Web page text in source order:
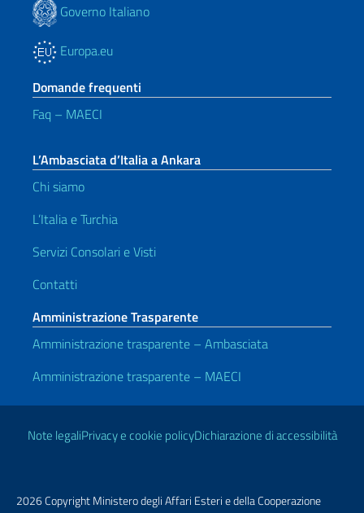
Governo Italiano
Europa.eu
Domande frequenti
Faq – MAECI
L’Ambasciata d’Italia a Ankara
Chi siamo
L’Italia e Turchia
Servizi Consolari e Visti
Contatti
Amministrazione Trasparente
Amministrazione trasparente – Ambasciata
Amministrazione trasparente – MAECI
Link Utili
Note legaliPrivacy e cookie policyDichiarazione di accessibilità
2026 Copyright Ministero degli Affari Esteri e della Cooperazione